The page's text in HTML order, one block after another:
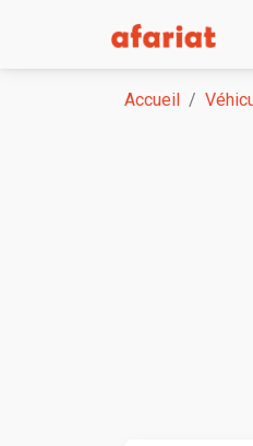
Accueil